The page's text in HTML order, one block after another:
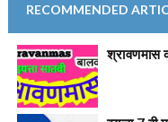
RECOMMENDED
श्रावणमास